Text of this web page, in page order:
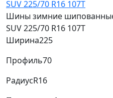
Шины зимние
SUV 225/70 R16 107T
Ширина225
Профиль70
РадиусR16